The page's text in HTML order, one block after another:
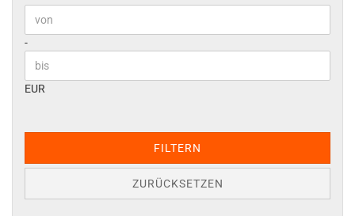
Preis bis
-
EUR
FILTERN
ZURÜCKSETZEN